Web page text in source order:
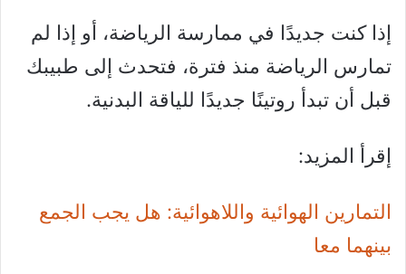
إذا كنت جديدًا في ممارسة الرياضة، أو إذا لم
تمارس الرياضة منذ فترة، فتحدث إلى طبيبك
قبل أن تبدأ روتينًا جديدًا للياقة البدنية.
إقرأ المزيد:
التمارين الهوائية واللاهوائية: هل يجب الجمع
بينهما معا